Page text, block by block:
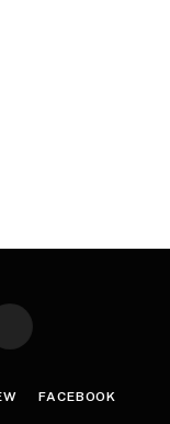
TikTok
FACEBOOK